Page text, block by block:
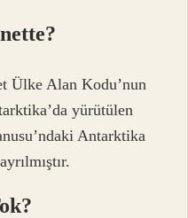
Ülke Alan Kodu’nun
yürütülen
Antarktika